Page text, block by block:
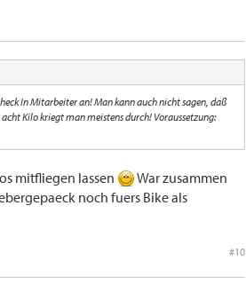
In Mitarbeiter an! Man kann auch nicht sagen, daß
Kilo kriegt man meistens durch! Voraussetzung:
mitfliegen lassen
War zusammen
noch fuers Bike als
#10